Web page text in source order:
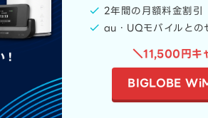
2年間の月額料金割引
au・UQモバイルとの
＼11,500円キ
BIGLOBE